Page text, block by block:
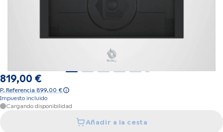
819,00 €
P. Referencia 899,00 €
Impuesto incluido
Cargando disponibilidad
Añadir a la cesta